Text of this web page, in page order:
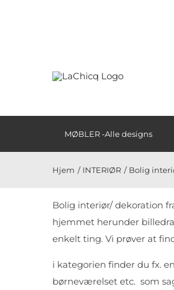
MØBLER -Alle designs
Hjem INTERIØR Bolig
Bolig interiør/ dekoration
hjemmet herunder
enkelt ting. Vi prøver at
i kategorien finder du fx.
børneværelset etc. som